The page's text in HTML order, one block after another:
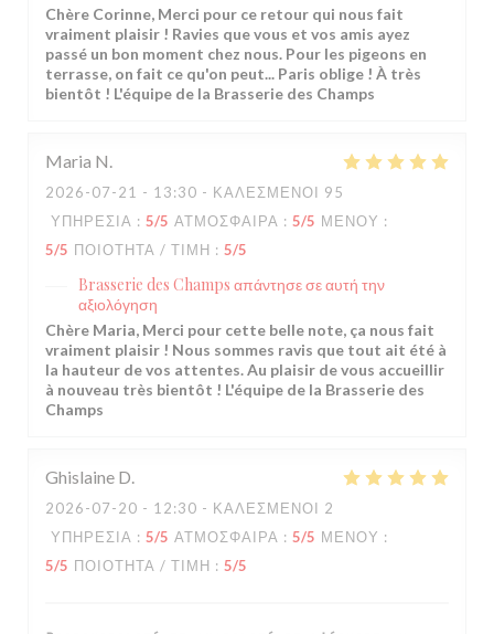
Chère Corinne, Merci pour ce retour qui nous fait
vraiment plaisir ! Ravies que vous et vos amis ayez
passé un bon moment chez nous. Pour les pigeons en
terrasse, on fait ce qu'on peut... Paris oblige ! À très
bientôt ! L'équipe de la Brasserie des Champs
Maria N
2026-07-21 - 13:30 - ΚΑΛΕΣΜΈΝΟΙ 95
ΥΠΗΡΕΣΊΑ : 5/5 ΑΤΜΌΣΦΑΙΡΑ : 5/5 ΜΕΝΟΎ :
5/5 ΠΟΙΌΤΗΤΑ / ΤΙΜΉ : 5/5
Brasserie des Champs απάντησε σε αυτή την
αξιολόγηση
Chère Maria, Merci pour cette belle note, ça nous fait
vraiment plaisir ! Nous sommes ravis que tout ait été à
la hauteur de vos attentes. Au plaisir de vous accueillir
à nouveau très bientôt ! L'équipe de la Brasserie des
Champs
Ghislaine D
2026-07-20 - 12:30 - ΚΑΛΕΣΜΈΝΟΙ 2
ΥΠΗΡΕΣΊΑ : 5/5 ΑΤΜΌΣΦΑΙΡΑ : 5/5 ΜΕΝΟΎ :
5/5 ΠΟΙΌΤΗΤΑ / ΤΙΜΉ : 5/5